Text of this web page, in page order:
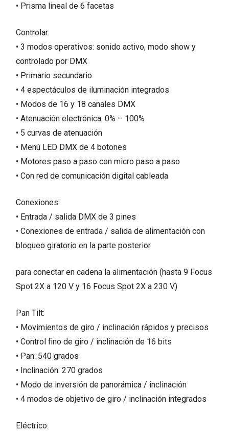
• Prisma lineal de 6 facetas
Controlar:
• 3 modos operativos: sonido activo, modo show y
controlado por DMX
• Primario secundario
• 4 espectáculos de iluminación integrados
• Modos de 16 y 18 canales DMX
• Atenuación electrónica: 0% – 100%
• 5 curvas de atenuación
• Menú LED DMX de 4 botones
• Motores paso a paso con micro paso a paso
• Con red de comunicación digital cableada
Conexiones:
• Entrada / salida DMX de 3 pines
• Conexiones de entrada / salida de alimentación con
bloqueo giratorio en la parte posterior
para conectar en cadena la alimentación (hasta 9 Focus
Spot 2X a 120 V y 16 Focus Spot 2X a 230 V)
Pan Tilt:
• Movimientos de giro / inclinación rápidos y precisos
• Control fino de giro / inclinación de 16 bits
• Pan: 540 grados
• Inclinación: 270 grados
• Modo de inversión de panorámica / inclinación
• 4 modos de objetivo de giro / inclinación integrados
Eléctrico: